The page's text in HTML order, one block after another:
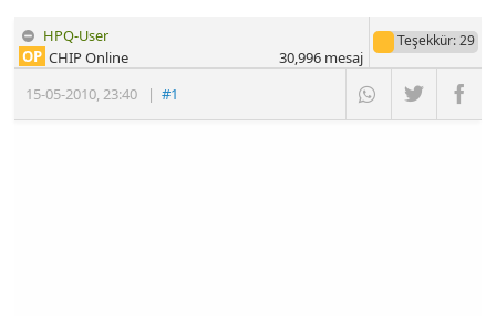
HPQ-User
15-05-2010,23:40 |#1
OP CHIP Online
Teşekkür: 29
30,996mesaj